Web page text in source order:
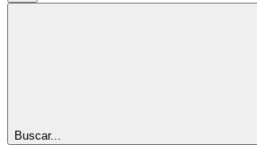
Buscar...